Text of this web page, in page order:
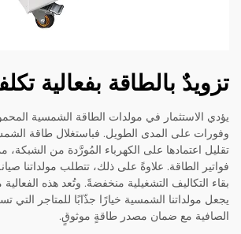
تزويدٌ بالطاقة بفعالية
يؤدي الاستثمار في مولدات الطاقة الشمسية
وفورات على المدى الطويل. فباستغلال طاقة
تقليل اعتمادها على الكهرباء المُورَّدة من
فواتير الطاقة. علاوةً على ذلك، تتطلب مولداتنا
بقاء التكاليف التشغيلية منخفضةً. وتُعد هذه
يجعل مولداتنا الشمسية خيارًا جذّابًا للمتاجر التي
الصافية مع ضمان مصدر طاقةٍ موثوقٍ.